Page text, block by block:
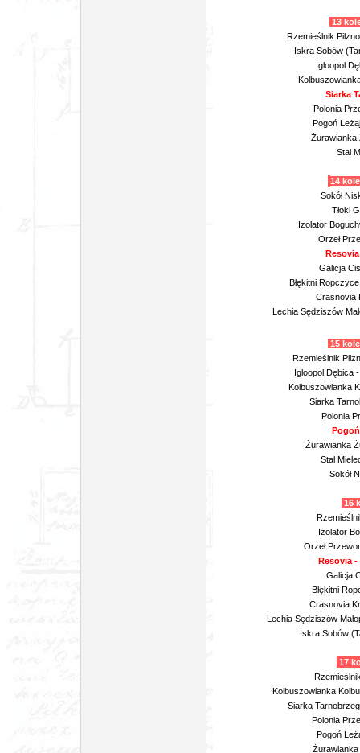
13
Rzemieślnik
Iskra Sobów
Igloopol
Siarka
Polonia
Pogoń
Żurawianka
Stal
14
Sokół
Tłoki
Izolator
Orzeł
Galicja
Błękitni
Crasnovia
Lechia Sędziszów
15
Rzemieślnik
Igloopol Dębica
Kolbuszowianka
Siarka
Polonia
Żurawianka
Stal
Sokół
16 k
Izolator
Orzeł
Resovia -
Galicja
Błękitni
Crasnovia
Lechia Sędziszów
Iskra Sobów
17 k
Kolbuszowianka
Siarka
Polonia
Pogoń